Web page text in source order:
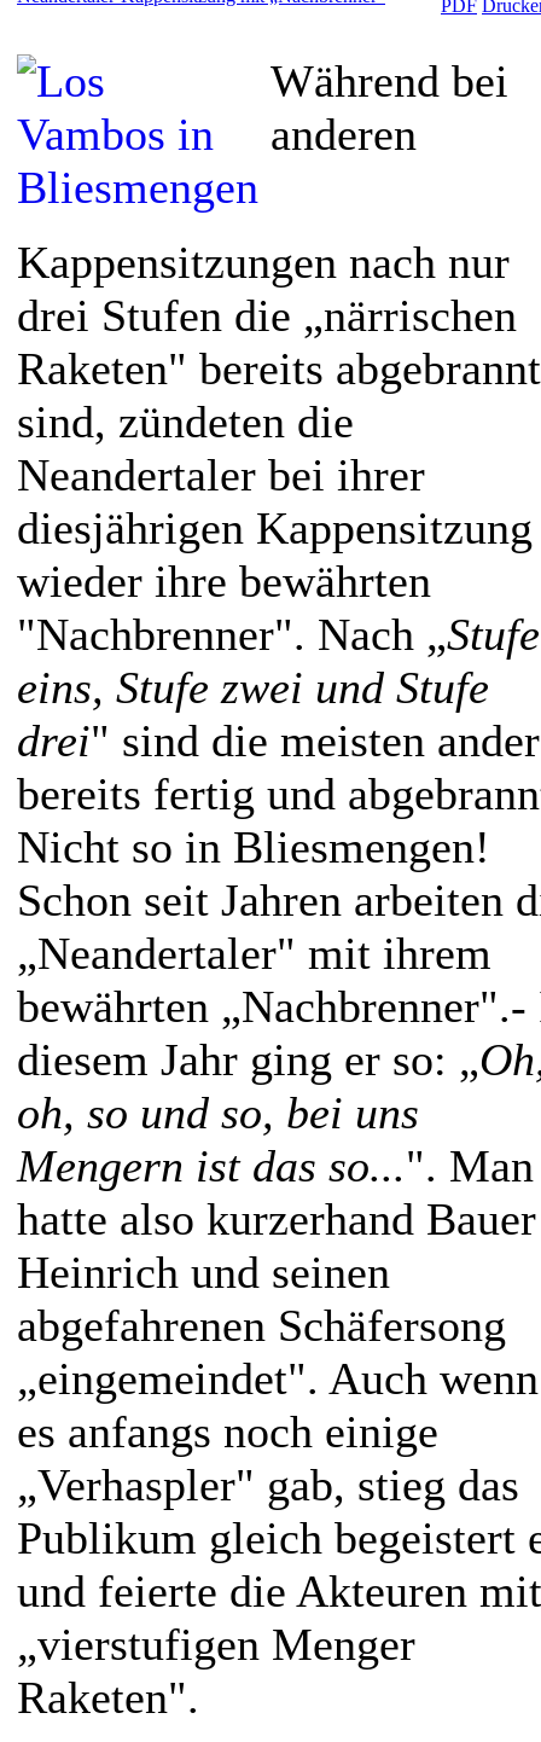
Während bei
anderen
Kappensitzungen nach nur
drei Stufen die „närrischen
Raketen" bereits abgebrannt
sind, zündeten die
Neandertaler bei ihrer
diesjährigen Kappensitzung
wieder ihre bewährten
"Nachbrenner". Nach „Stufe
eins, Stufe zwei und Stufe
drei" sind die meisten
bereits fertig und
Nicht so in Bliesmengen!
Schon seit Jahren arbeiten
„Neandertaler" mit ihrem
bewährten „Nachbrenner".-
diesem Jahr ging er so: „
oh, so und so, bei uns
Mengern ist das so...". Man
hatte also kurzerhand Bauer
Heinrich und seinen
abgefahrenen Schäfersong
„eingemeindet". Auch wenn
es anfangs noch einige
„Verhaspler" gab, stieg das
Publikum gleich begeistert
und feierte die Akteuren mit
„vierstufigen Menger
Raketen".